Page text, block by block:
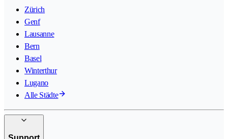
Zürich
Genf
Lausanne
Bern
Basel
Winterthur
Lugano
Alle Städte